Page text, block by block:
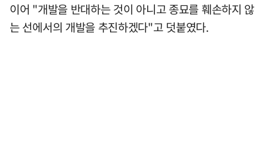
이어 "개발을 반대하는 것이 아니고 종묘를 훼손하지 않
는 선에서의 개발을 추진하겠다"고 덧붙였다.